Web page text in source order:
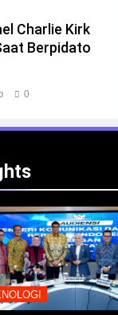
Charlie Kirk
Berpidato
0